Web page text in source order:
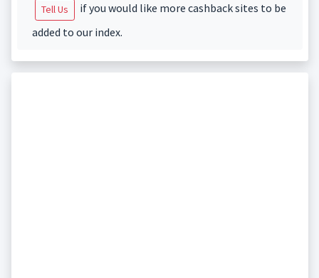
Tell Us
if you would like more cashback sites to be
added to our index.